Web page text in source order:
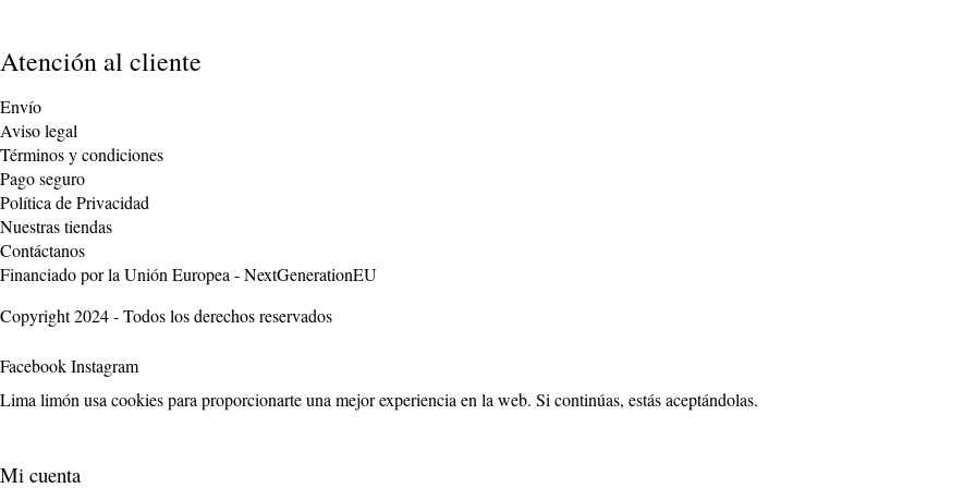
Atención al cliente
Envío
Aviso legal
Términos y condiciones
Pago seguro
Política de Privacidad
Nuestras tiendas
Contáctanos
Financiado por la Unión Europea - NextGenerationEU
Copyright 2024 - Todos los derechos reservados
FacebookInstagram
Lima limón usa cookies para proporcionarte una mejor experiencia en la web. Si continúas, estás aceptándolas.
Mi cuenta